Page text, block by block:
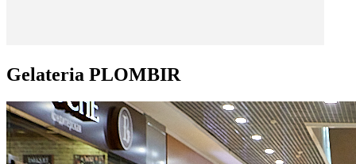
Gelateria PLOMBIR